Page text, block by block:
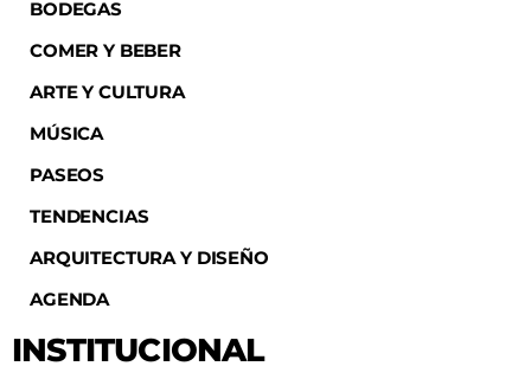
BODEGAS
COMER Y BEBER
ARTE Y CULTURA
MÚSICA
PASEOS
TENDENCIAS
ARQUITECTURA Y DISEÑO
AGENDA
INSTITUCIONAL